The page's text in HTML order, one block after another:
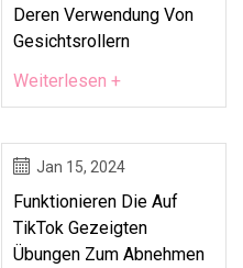
Deren Verwendung Von
Gesichtsrollern
Weiterlesen +
Jan 15, 2024
Funktionieren Die Auf
TikTok Gezeigten
Übungen Zum Abnehmen